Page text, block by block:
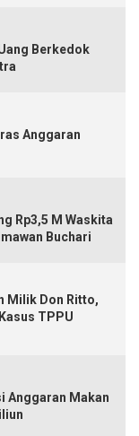
Berkedok
Anggaran
Rp3,5 M Waskita
Buchari
Milik Don Ritto,
TPPU
Anggaran Makan